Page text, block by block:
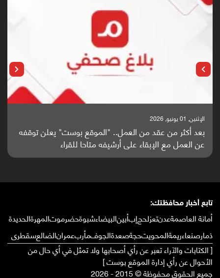
الإثنين, 25 مايو, 2026
باحثون من اليمن يدخلون سباق أبحاث ألزهايمر بدراسة
واعدة منشورة عالميا (ترجمة)
تابع أخبار محافظتك:
أمانة العاصمةعدنتعزلحجإبأبينالبيضاءشبوةحضرموتالمهرةالحديدة
ذمارصنعاءريمةالمحويتحجةصعدةالجوفمأربعمرانالضالعسقطرى
[ الكتابات والآراء تعبر عن رأي أصحابها ولا تمثل في أي حال من
الأحوال عن رأي إدارة الموقع بوست ]
جميع الحقوق محفوظة © 2015 - 2026